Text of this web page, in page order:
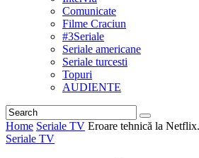
Comunicate
Filme Craciun
#3Seriale
Seriale americane
Seriale turcesti
Topuri
AUDIENTE
Home Seriale TV Eroare tehnică la
Seriale TV